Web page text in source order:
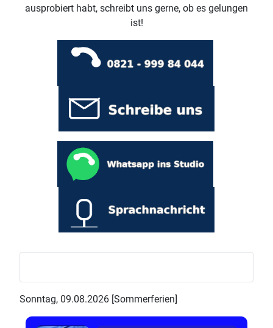
ausprobiert habt, schreibt uns gerne, ob es gelungen
ist!
Sonntag, 09.08.2026 [Sommerferien]